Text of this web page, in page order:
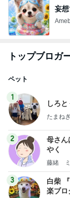
妄
トップブロガ
ペット
1
しろ
たまね
2
母さん
やく
藤緒 ミ
3
白柴
楽ブロ